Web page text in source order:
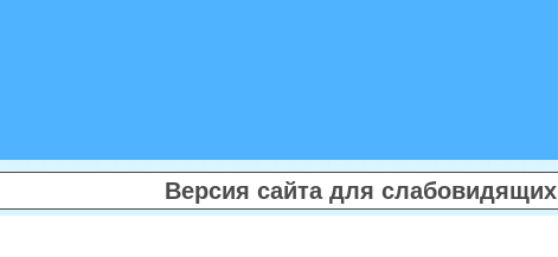
Версия сайта для слабовидящих